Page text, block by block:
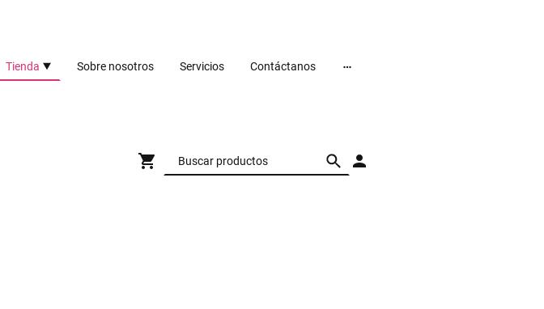
Tienda Sobre nosotros Servicios Contáctanos